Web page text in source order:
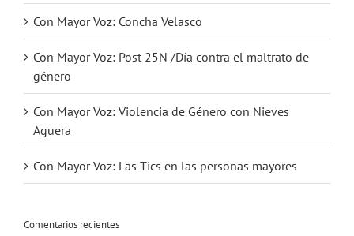
Con Mayor Voz: Concha Velasco
Con Mayor Voz: Post 25N /Día contra el maltrato de
género
Con Mayor Voz: Violencia de Género con Nieves
Aguera
Con Mayor Voz: Las Tics en las personas mayores
Comentarios recientes